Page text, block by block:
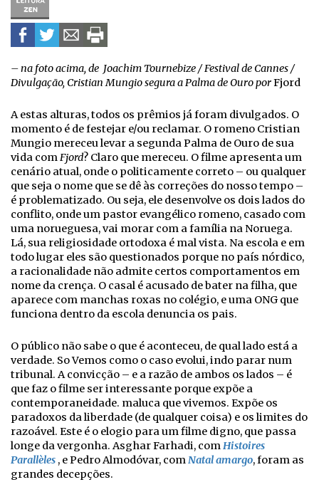
– na foto acima, de Joachim Tournebize / Festival de Cannes /
Divulgação, Cristian Mungio segura a Palma de Ouro porFjord
A estas alturas, todos os prêmios já foram divulgados. O
momento é de festejar e/ou reclamar. O romeno Cristian
Mungio mereceu levar a segunda Palma de Ouro de sua
vida comFjord? Claro que mereceu. O filme apresenta um
cenário atual, onde o politicamente correto – ou qualquer
que seja o nome que se dê às correções do nosso tempo –
é problematizado. Ou seja, ele desenvolve os dois lados do
conflito, onde um pastor evangélico romeno, casado com
uma norueguesa, vai morar com a família na Noruega.
Lá, sua religiosidade ortodoxa é mal vista. Na escola e em
todo lugar eles são questionados porque no país nórdico,
a racionalidade não admite certos comportamentos em
nome da crença. O casal é acusado de bater na filha, que
aparece com manchas roxas no colégio, e uma ONG que
funciona dentro da escola denuncia os pais.
O público não sabe o que é aconteceu, de qual lado está a
verdade. So Vemos como o caso evolui, indo parar num
tribunal. A convicção – e a razão de ambos os lados – é
que faz o filme ser interessante porque expõe a
contemporaneidade. maluca que vivemos. Expõe os
paradoxos da liberdade (de qualquer coisa) e os limites do
razoável. Este é o elogio para um filme digno, que passa
longe da vergonha. Asghar Farhadi, comHistoires
Parallèles , e Pedro Almodóvar, comNatal amargo, foram as
grandes decepções.